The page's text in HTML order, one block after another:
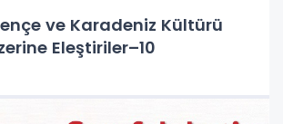
ve Karadeniz Kültürü
Eleştiriler–10